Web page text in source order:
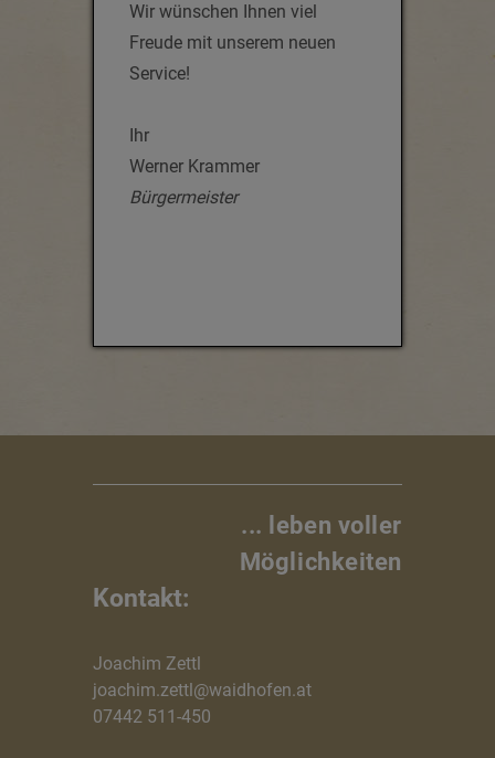
Wir wünschen Ihnen viel
Freude mit unserem neuen
Service!
Ihr
Werner Krammer
Bürgermeister
... leben voller
Möglichkeiten
Kontakt:
Joachim Zettl
joachim.zettl@waidhofen.at
07442 511-450